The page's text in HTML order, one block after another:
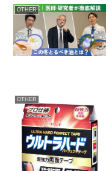
OTHER
OTHER